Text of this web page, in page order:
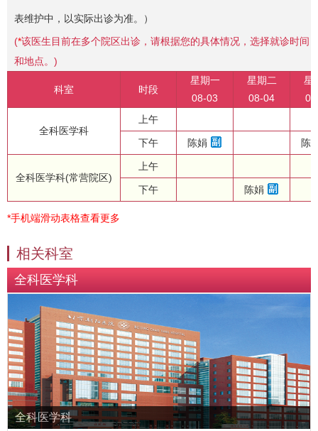
表维护中，以实际出诊为准。）
(*该医生目前在多个院区出诊，请根据您的具体情况，选择就诊时间
和地点。)
科室 时段
星期一
08-03
星期二
08-04
星
全科医学科
上午
下午 陈娟 陈
全科医学科(常营院区)
上午
下午 陈娟
*手机端滑动表格查看更多
相关科室
全科医学科
全科医学科